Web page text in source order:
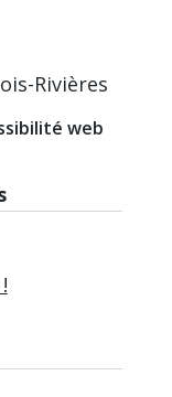
Rivières
web